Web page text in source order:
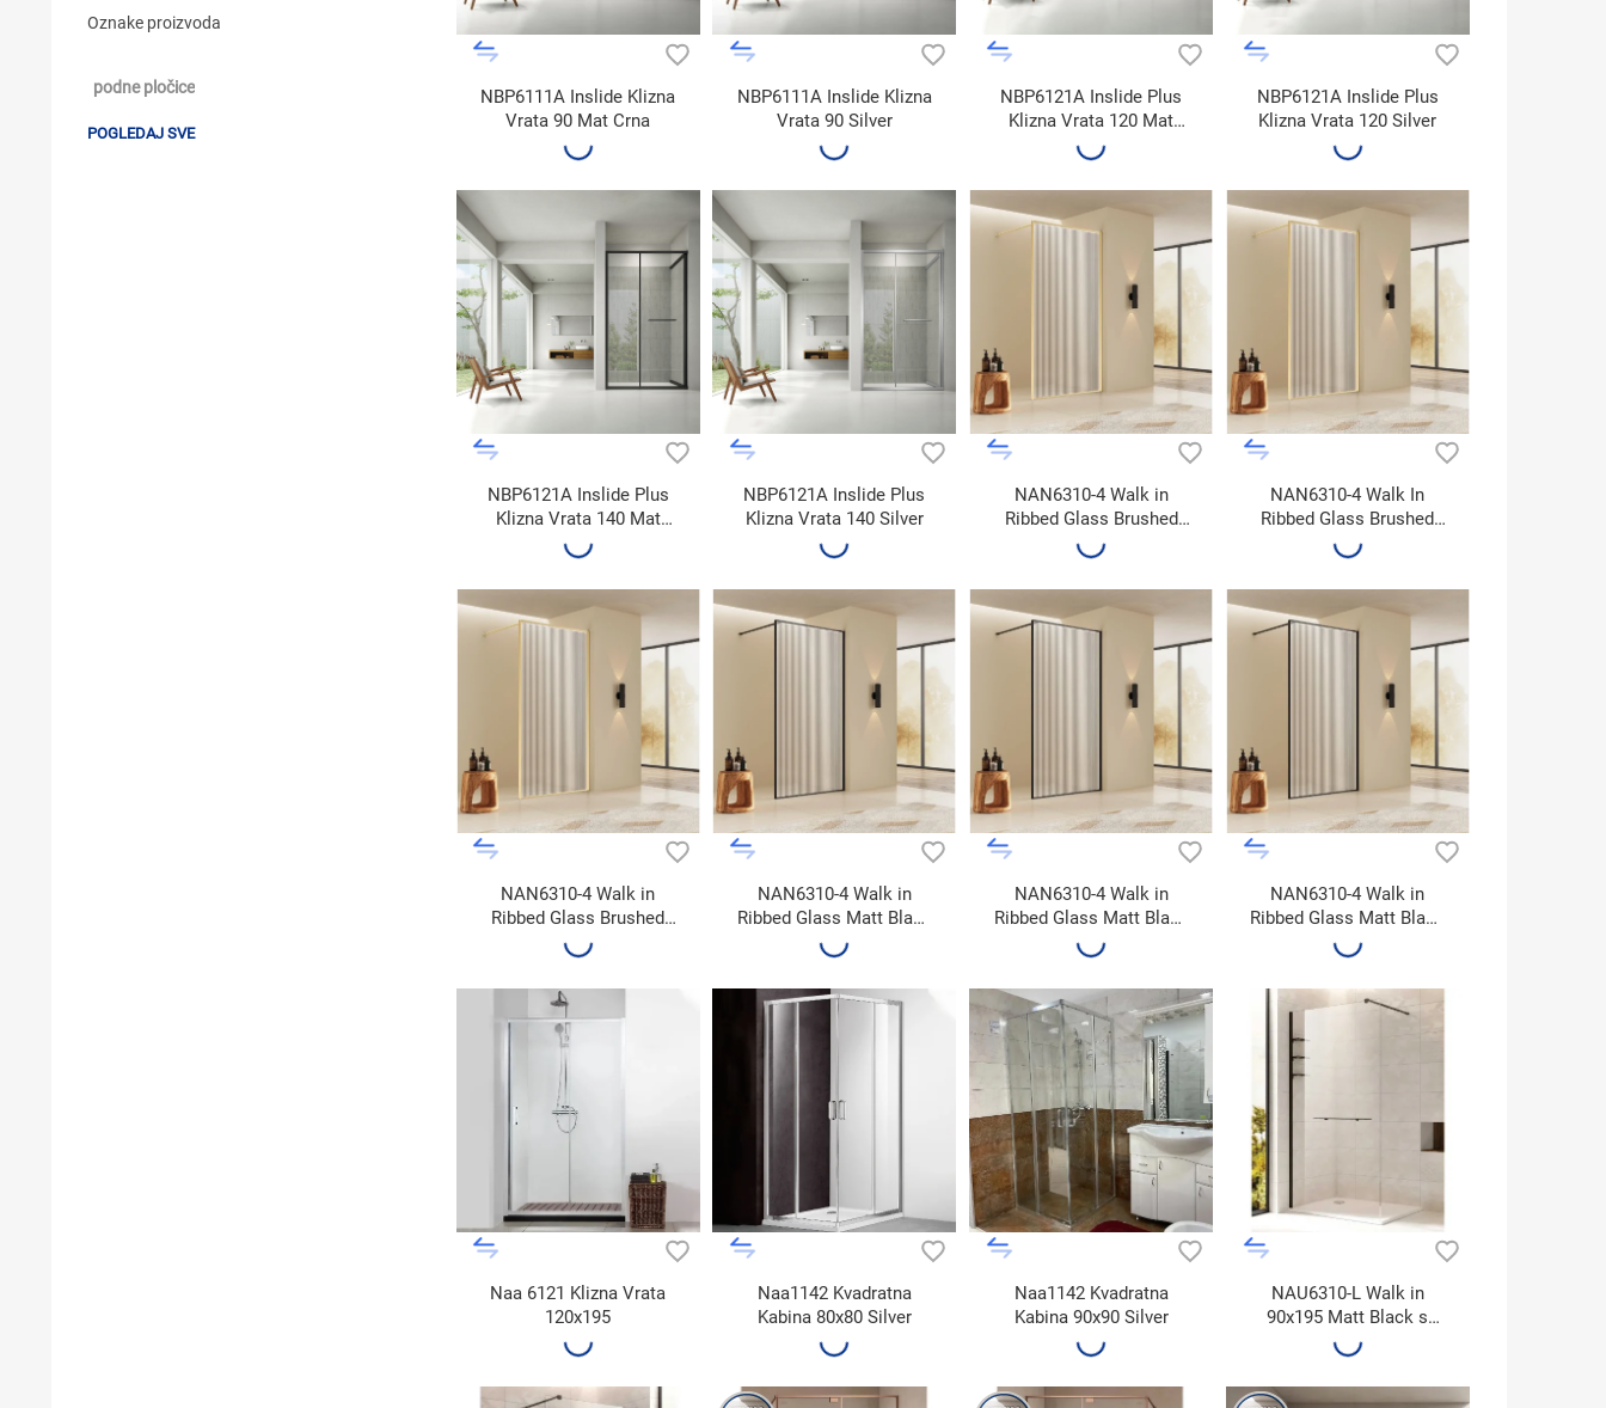
NBP6111A Inslide Klizna
Vrata 90 Mat Crna
NBP6111A Inslide Klizna
Vrata 90 Silver
NBP6121A Inslide Plus
Klizna Vrata 120 Mat
Crna
NBP6121A Inslide Plus
Klizna Vrata 120 Silver
NBP6121A Inslide Plus
Klizna Vrata 140 Mat
Crna
NBP6121A Inslide Plus
Klizna Vrata 140 Silver
NAN6310-4 Walk in
Ribbed Glass Brushed
Gold 90x195
NAN6310-4 Walk In
Ribbed Glass Brushed
Gold 100x195
NAN6310-4 Walk in
Ribbed Glass Brushed
Gold 120x195
NAN6310-4 Walk in
Ribbed Glass Matt Black
90x195
NAN6310-4 Walk in
Ribbed Glass Matt Black
100x195
NAN6310-4 Walk in
Ribbed Glass Matt Black
120x195
Naa 6121 Klizna Vrata
120x195
Naa1142 Kvadratna
Kabina 80x80 Silver
Naa1142 Kvadratna
Kabina 90x90 Silver
NAU6310-L Walk in
90x195 Matt Black s
policama i držačem
ručnika lijeva
Oznake proizvoda
podne pločice
POGLEDAJ SVE